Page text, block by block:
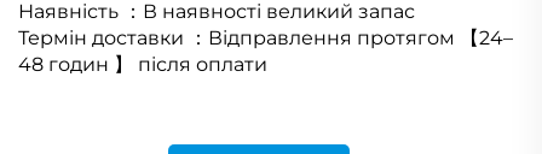
Наявність ： В наявності великий запас
Термін доставки
： Відправлення протягом 【24–
48 годин 】 після оплати